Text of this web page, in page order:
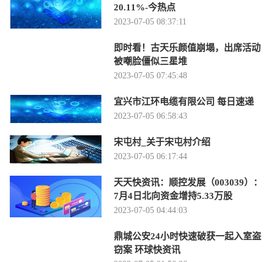
20.11%-今热点
2023-07-05 08:37:11
即时看！古天乐颜值崩塌，出席活动
被嘲脸僵似三星堆
2023-07-05 07:45:48
宜兴市江环电缆有限公司 每日速递
2023-07-05 06:58:43
宋屯村_关于宋屯村介绍
2023-07-05 06:17:44
天天快资讯：顺控发展（003039）：
7月4日北向资金增持5.33万股
2023-07-05 04:44:03
鼎城公安24小时快速破获一起入室盗
窃案 环球快资讯